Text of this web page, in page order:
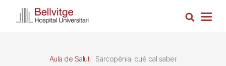
Cerca
Aula de Salut Sarcopènia: què cal saber